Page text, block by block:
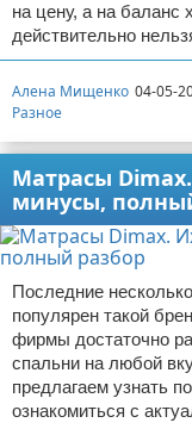
на цену, а на баланс
действительно
Алена Мищенко 04-05-
Разное
Матрасы
минусы,
Последние
популярен такой
фирмы достаточно
спальни на любой
предлагаем узнать
ознакомиться с